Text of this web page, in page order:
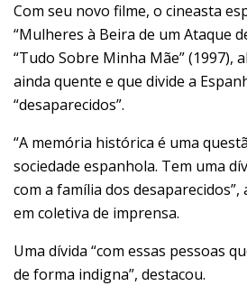
Com seu novo filme, o cineasta
“Mulheres à Beira de um Ataque
“Tudo Sobre Minha Mãe” (1997),
ainda quente e que divide a
“desaparecidos”.
“A memória histórica é uma
sociedade espanhola. Tem uma
com a família dos
em coletiva de imprensa.
Uma dívida “com essas pessoas
de forma indigna”, destacou.